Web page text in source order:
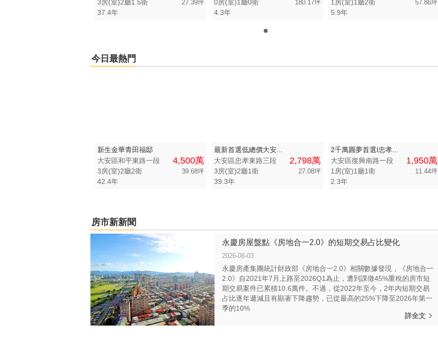
3房(室)2廳1.5衛 27.39坪
37.4年
0房(室)1廳0衛 180.17坪
4.3年
1房(室)1廳2衛 57.86坪
5.9年
今日最熱門
新生金華青田福邸
大安區和平東路一段
4,500萬
3房(室)2廳2衛 39.68坪
42.4年
最新首選低總價大安...
大安區忠孝東路三段
2,798萬
3房(室)2廳1衛 27.08坪
39.3年
2千萬圓夢首選I忠孝...
大安區復興南路一段
1,950萬
1房(室)1廳1衛 11.44坪
2.3年
房市新新聞
永慶房屋盤點《房地合一2.0》的短期交易占比變化
2026-08-03
永慶房產集團統計財政部《房地合一2.0》相關數據發現，《房地合一
2.0》自2021年7月上路至2026Q1為止，遭到課徵45%重稅的房市短
期交易案件已累積10.6萬件。不過，從2022年至今，2年內短期交易
占比逐年遞減且有顯著下降趨勢，已從最高的25%下降至2026年第一
季的10%
詳全文